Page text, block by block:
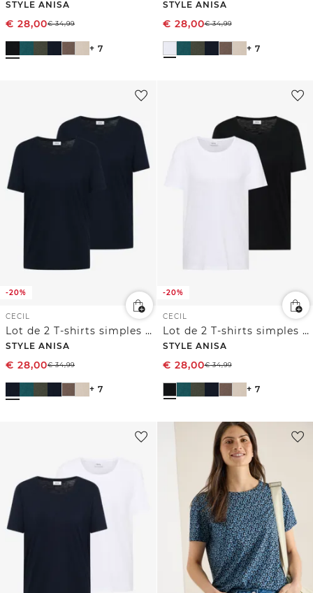
STYLE ANISA
€ 28,00€34,99
+ 7
STYLE ANISA
€ 28,00€34,99
+ 7
-20%
CECIL
Lot de 2 T-shirts simples à col rond
STYLE ANISA
€ 28,00€34,99
+ 7
-20%
CECIL
Lot de 2 T-shirts simples à col rond
STYLE ANISA
€ 28,00€34,99
+ 7